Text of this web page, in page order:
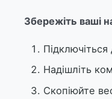
Збережіть ваші
Надішліть
Скопіюйте